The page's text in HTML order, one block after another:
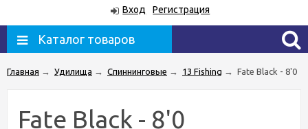
Вход
Регистрация
Каталог товаров
Главная → Удилища → Спиннинговые → 13 Fishing → Fate Black - 8'0
Fate Black - 8'0